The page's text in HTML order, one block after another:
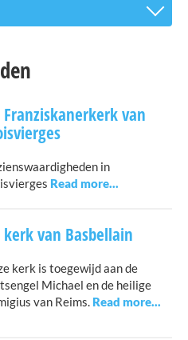
Troisvierges
Franziskanerkerk van
in
kerk van Basbellain
kerk is toegewijd aan de
Michael en de heilige
van Reims.